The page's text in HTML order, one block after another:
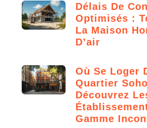
Délais De
Optimisés :
La Maison
D’air
Où Se Loger
Quartier
Découvrez
Gamme